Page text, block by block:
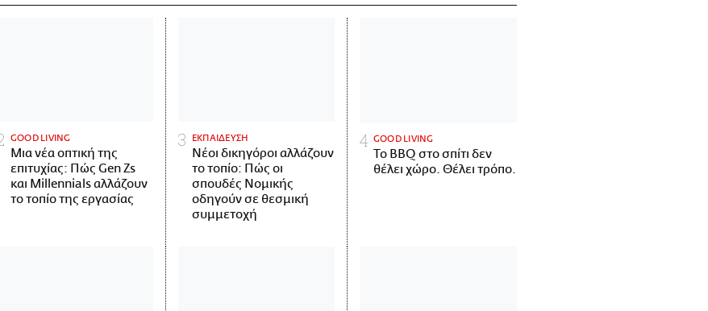
GOOD LIVING
Μια νέα οπτική της
επιτυχίας: Πώς Gen Zs
και Millennials αλλάζουν
το τοπίο της εργασίας
ΕΚΠΑΙΔΕΥΣΗ
Νέοι δικηγόροι αλλάζουν
το τοπίο: Πώς οι
σπουδές Νομικής
οδηγούν σε θεσμική
συμμετοχή
GOOD LIVING
Το BBQ στο σπίτι δεν
θέλει χώρο. Θέλει τρόπο.